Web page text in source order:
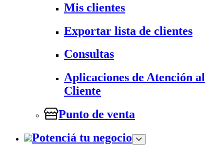
Mis clientes
Exportar lista de clientes
Consultas
Aplicaciones de Atención al
Cliente
Punto de venta
Potenciá tu negocio